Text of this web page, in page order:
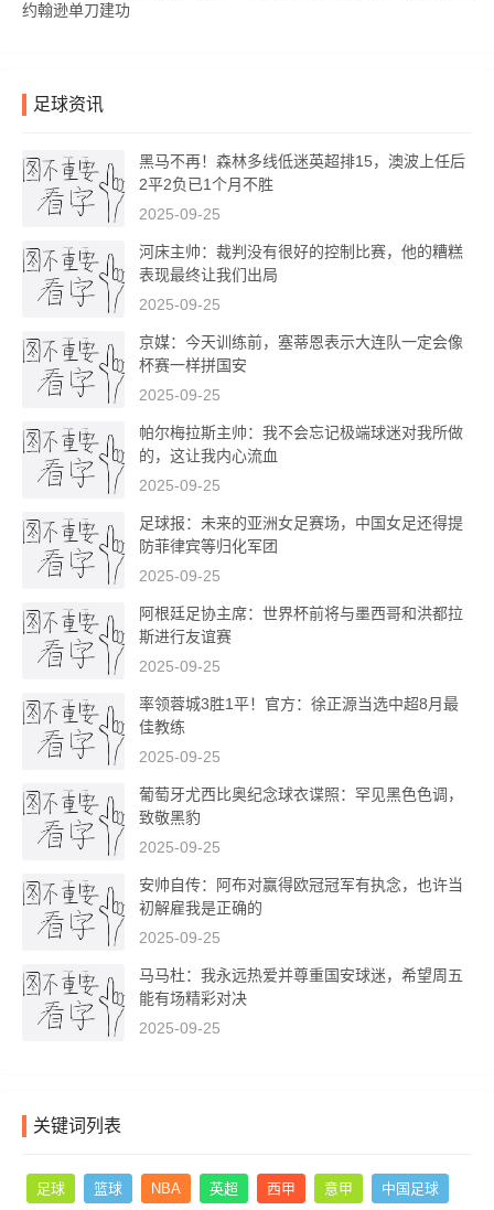
约翰逊单刀建功
足球资讯
黑马不再！森林多线低迷英超排15，澳波上任后
2平2负已1个月不胜
2025-09-25
河床主帅：裁判没有很好的控制比赛，他的糟糕
表现最终让我们出局
2025-09-25
京媒：今天训练前，塞蒂恩表示大连队一定会像
杯赛一样拼国安
2025-09-25
帕尔梅拉斯主帅：我不会忘记极端球迷对我所做
的，这让我内心流血
2025-09-25
足球报：未来的亚洲女足赛场，中国女足还得提
防菲律宾等归化军团
2025-09-25
阿根廷足协主席：世界杯前将与墨西哥和洪都拉
斯进行友谊赛
2025-09-25
率领蓉城3胜1平！官方：徐正源当选中超8月最
佳教练
2025-09-25
葡萄牙尤西比奥纪念球衣谍照：罕见黑色色调，
致敬黑豹
2025-09-25
安帅自传：阿布对赢得欧冠冠军有执念，也许当
初解雇我是正确的
2025-09-25
马马杜：我永远热爱并尊重国安球迷，希望周五
能有场精彩对决
2025-09-25
关键词列表
足球 篮球 NBA 英超 西甲 意甲 中国足球